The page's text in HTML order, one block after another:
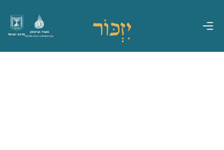
מדינת ישראל
משרד הביטחון
אגף משפחות, הנצחה ומורשת